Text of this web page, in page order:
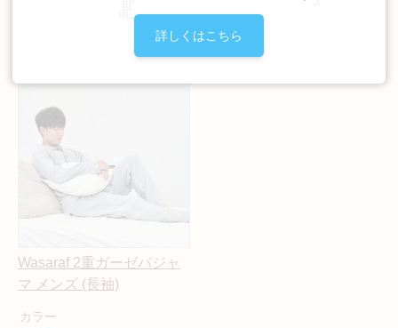
Wasaraf 2重ガーゼパジャ
マ メンズ (長袖)
カラー
詳しくはこちら